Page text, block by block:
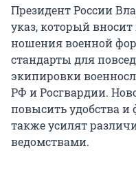
Президент России
указ, который
ношения военной
стандарты для
экипировки
РФ и Росгвардии.
повысить удобства
также усилят
ведомствами.